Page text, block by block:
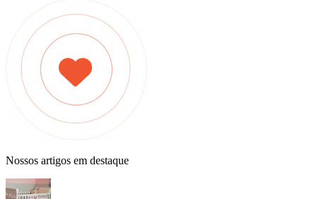
Nossos artigos em destaque